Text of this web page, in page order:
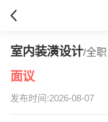
室内装潢设计/全职
面议
发布时间:2026-08-07